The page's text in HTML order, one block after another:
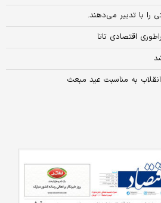
را با تدبیر می‌دهند.
اقتصادی تاتا
به مناسبت عید مبعث